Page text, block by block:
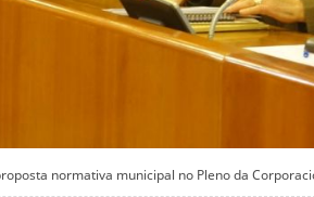
normativa municipal no Pleno da